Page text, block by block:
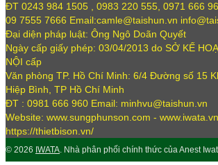
ĐT 0243 984 1505 , 0983 220 555, 0971 666
09 7555 7666 Email:camle@taishun.vn
Đại diện pháp luật: Ông Ngô Doãn Quyết
Ngày cấp giấy phép: 03/04/2013 do SỞ KẾ
NỘI cấp
Văn phòng TP. Hồ Chí Minh: 6/4 Đường số 15
Hiệp Bình, TP Hồ Chí Minh
ĐT : 0981 666 960 Email: minhvu@taishun.vn
Website: www.sungphunson.com -
https://thietbison.vn/
© 2026 IWATA. Nhà phân phối chính thức của Anest